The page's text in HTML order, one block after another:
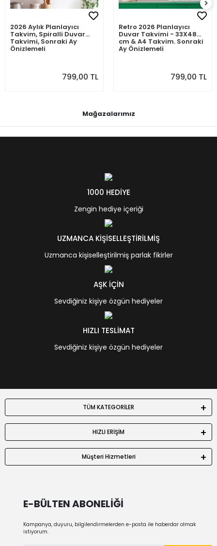
2026 Aylık Planlayıcı
Takvim, Spiralli Duvar
Takvimi, Sonraki Ay
Önizlemeli
799,00 TL
Retro 2026 Planlayıcı
Duvar Takvimi - 33X48
cm & A4 Takvim. Sonraki
Ay Önizlemeli
799,00 TL
Mağazalarımız
1000 HEDİYE
Zengin hediye içeriği
UZMANCA KİŞİSELLEŞTİRİLMİŞ
Uzmanca kişiselleştirilmiş parlak fikirler
AŞK İÇİN
Sevdiğiniz kişiye özgün hediyeler
HIZLI TESLİMAT
Sevdiğiniz kişiye özgün hediyeler
TÜM KATEGORİLER
HIZLI ERİŞİM
Müşteri Hizmetleri
E-BÜLTEN ABONELİĞİ
Kampanya, duyuru, bilgilendirmelerden e-posta ile haberdar olmak
istiyorum.